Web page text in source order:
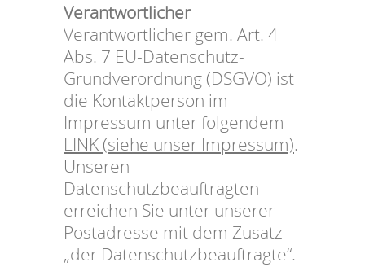
Verantwortlicher
Verantwortlicher gem. Art. 4
Abs. 7 EU-Datenschutz-
Grundverordnung (DSGVO) ist
die Kontaktperson im
Impressum unter folgendem
LINK (siehe unser Impressum).
Unseren
Datenschutzbeauftragten
erreichen Sie unter unserer
Postadresse mit dem Zusatz
„der Datenschutzbeauftragte“.